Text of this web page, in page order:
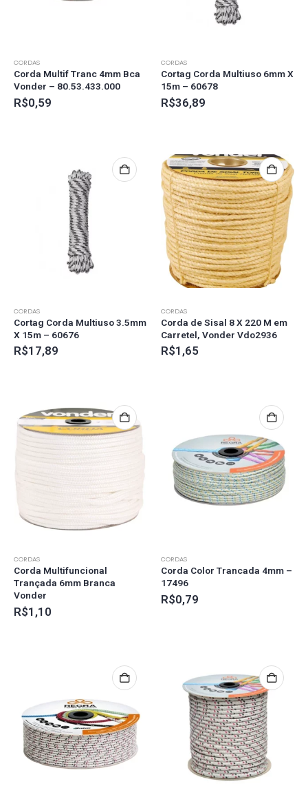
CORDAS
Corda Multif Tranc 4mm Bca
Vonder – 80.53.433.000
R$0,59
CORDAS
Cortag Corda Multiuso 6mm X
15m – 60678
R$36,89
CORDAS
Cortag Corda Multiuso 3.5mm
X 15m – 60676
R$17,89
CORDAS
Corda de Sisal 8 X 220 M em
Carretel, Vonder Vdo2936
R$1,65
CORDAS
Corda Multifuncional
Trançada 6mm Branca
Vonder
R$1,10
CORDAS
Corda Color Trancada 4mm –
17496
R$0,79